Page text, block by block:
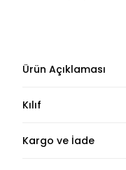
Ürün Açıklaması
Kılıf
Kargo ve İade